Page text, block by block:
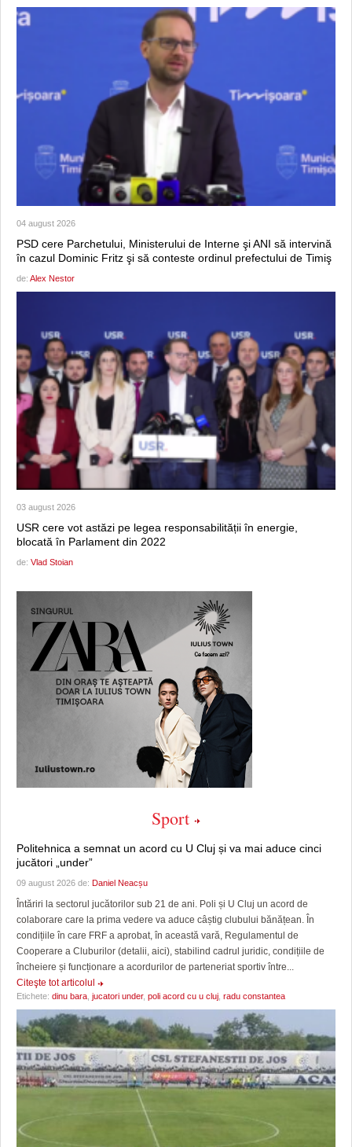
04 august 2026
PSD cere Parchetului, Ministerului de Interne şi ANI să intervină
în cazul Dominic Fritz şi să conteste ordinul prefectului de Timiş
de: Alex Nestor
03 august 2026
USR cere vot astăzi pe legea responsabilității în energie,
blocată în Parlament din 2022
de: Vlad Stoian
Sport
Politehnica a semnat un acord cu U Cluj și va mai aduce cinci
jucători „under”
09 august 2026 de: Daniel Neacșu
Întăriri la sectorul jucătorilor sub 21 de ani. Poli și U Cluj un acord de
colaborare care la prima vedere va aduce câștig clubului bănățean. În
condițiile în care FRF a aprobat, în această vară, Regulamentul de
Cooperare a Cluburilor (detalii, aici), stabilind cadrul juridic, condițiile de
încheiere și funcționare a acordurilor de parteneriat sportiv între...
Citeşte tot articolul
Etichete: dinu bara, jucatori under, poli acord cu u cluj, radu constantea